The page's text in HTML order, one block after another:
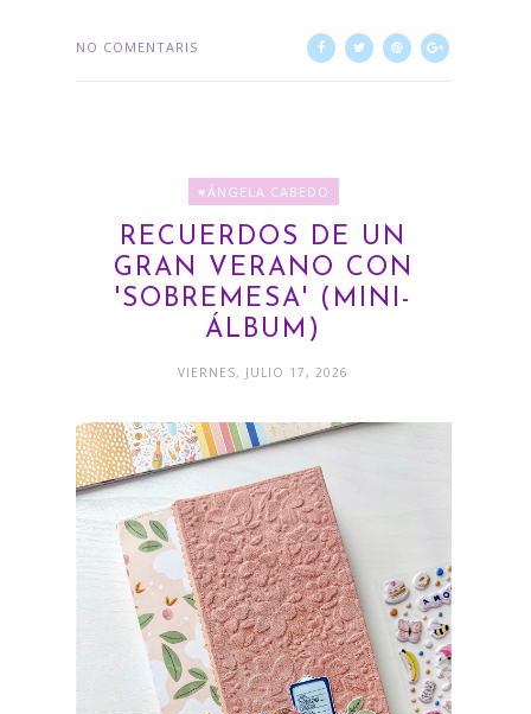
NO COMENTARIS
♥ÁNGELA CABEDO
RECUERDOS DE UN
GRAN VERANO CON
'SOBREMESA' (MINI-
ÁLBUM)
VIERNES, JULIO 17, 2026